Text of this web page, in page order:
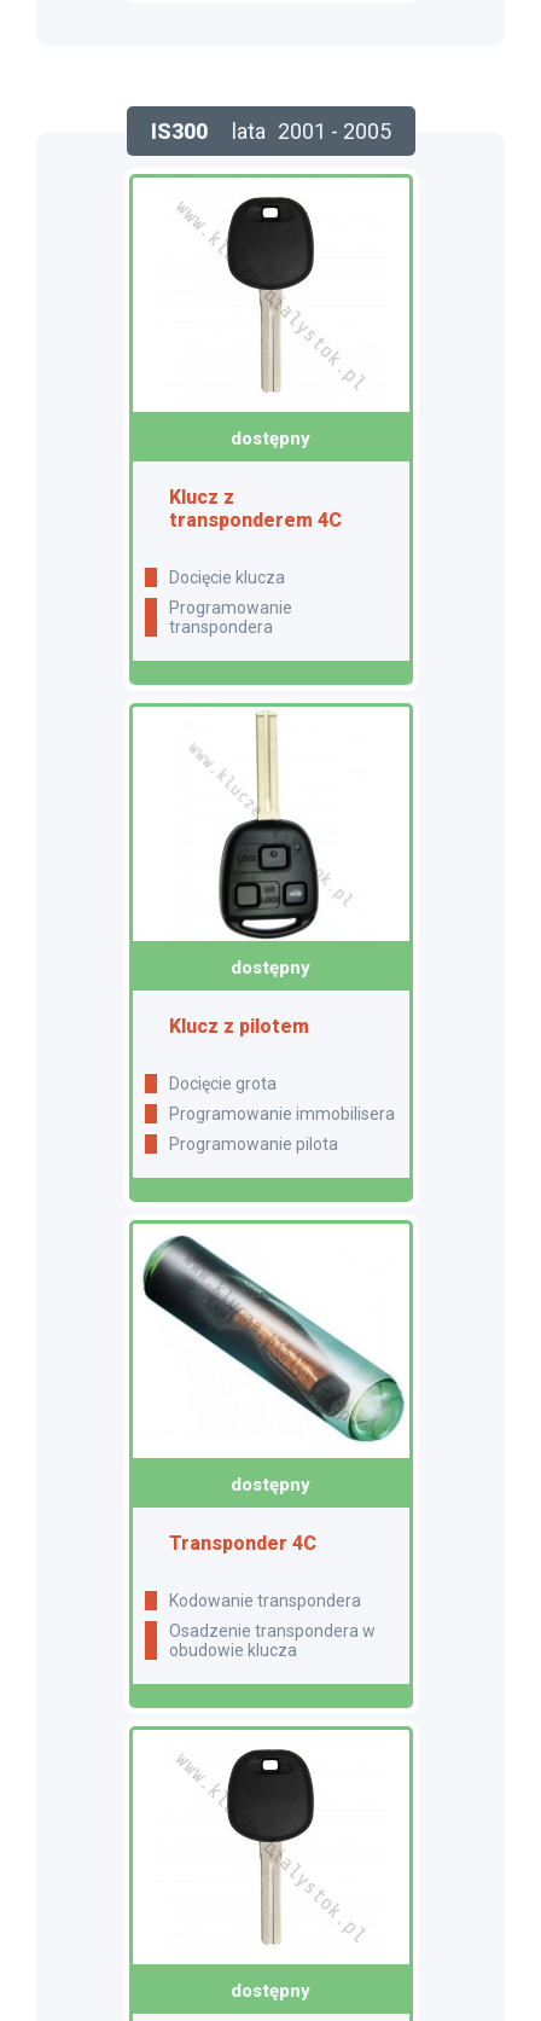
IS300 lata 2001 - 2005
dostępny
Klucz z
transponderem 4C
docięcie klucza
programowanie
transpondera
dostępny
Klucz z pilotem
Docięcie grota
Programowanie immobilisera
Programowanie pilota
dostępny
Transponder 4C
Kodowanie transpondera
Osadzenie transpondera w
obudowie klucza
dostępny